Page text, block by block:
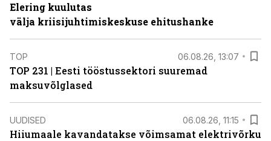
Elering kuulutas
välja kriisijuhtimiskeskuse ehitushanke
TOP 06.08.26, 13:07
TOP 231 | Eesti tööstussektori suuremad
maksuvõlglased
UUDISED 06.08.26, 11:15
Hiiumaale kavandatakse võimsamat elektrivõrku